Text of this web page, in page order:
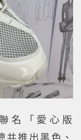
名「愛心版
推出黑色、